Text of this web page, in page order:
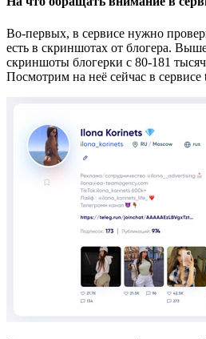
Во-первых, в сервисе нужно
есть в скриншотах от блогера.
скриншоты блогерки с 80-181
Посмотрим на неё сейчас в сервисе